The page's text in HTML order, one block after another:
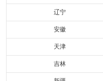
辽宁
安徽
天津
吉林